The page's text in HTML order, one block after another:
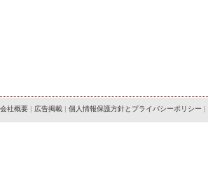
会社概要 | 広告掲載 | 個人情報保護方針とプライバシーポリシー |